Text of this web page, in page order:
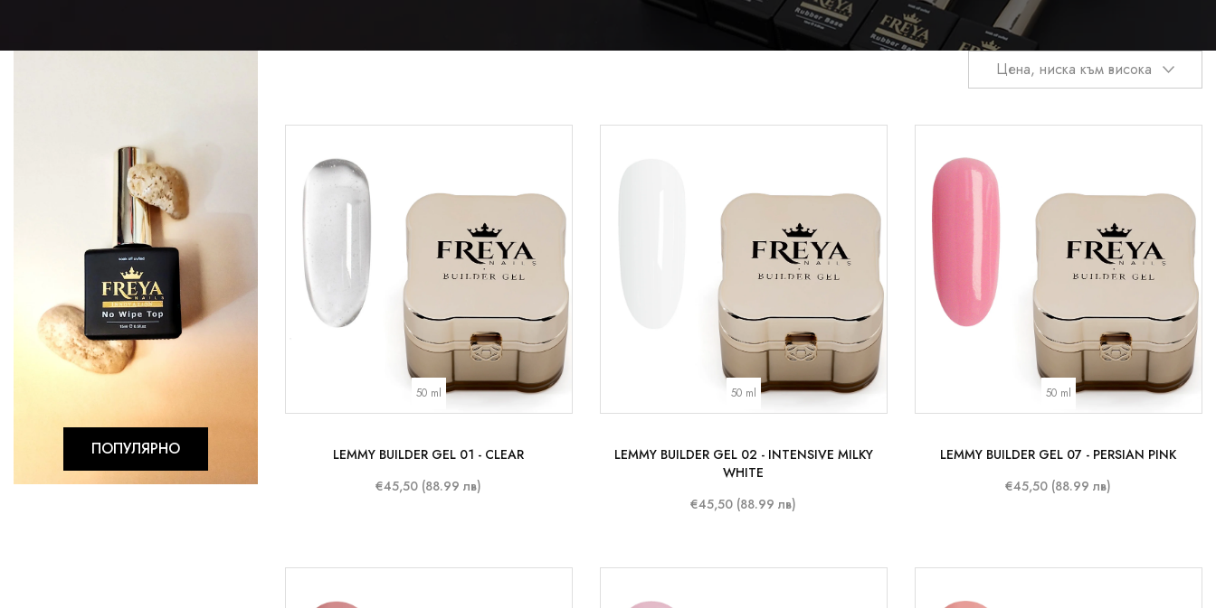
ПОПУЛЯРНО
Цена, ниска към висока
50 ml
LEMMY BUILDER GEL 01 - CLEAR
€45,50 (88.99 лв)
50 ml
LEMMY BUILDER GEL 02 - INTENSIVE MILKY
WHITE
€45,50 (88.99 лв)
50 ml
LEMMY BUILDER GEL 07 - PERSIAN PINK
€45,50 (88.99 лв)